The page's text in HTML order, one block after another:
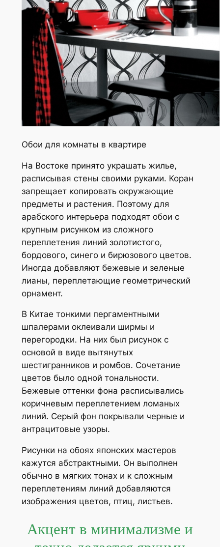
Обои для комнаты в квартире
На Востоке принято украшать жилье,
расписывая стены своими руками. Коран
запрещает копировать окружающие
предметы и растения. Поэтому для
арабского интерьера подходят обои с
крупным рисунком из сложного
переплетения линий золотистого,
бордового, синего и бирюзового цветов.
Иногда добавляют бежевые и зеленые
лианы, переплетающие геометрический
орнамент.
В Китае тонкими пергаментными
шпалерами оклеивали ширмы и
перегородки. На них был рисунок с
основой в виде вытянутых
шестигранников и ромбов. Сочетание
цветов было одной тональности.
Бежевые оттенки фона расписывались
коричневым переплетением ломаных
линий. Серый фон покрывали черные и
антрацитовые узоры.
Рисунки на обоях японских мастеров
кажутся абстрактными. Он выполнен
обычно в мягких тонах и к сложным
переплетениям линий добавляются
изображения цветов, птиц, листьев.
Акцент в минимализме и